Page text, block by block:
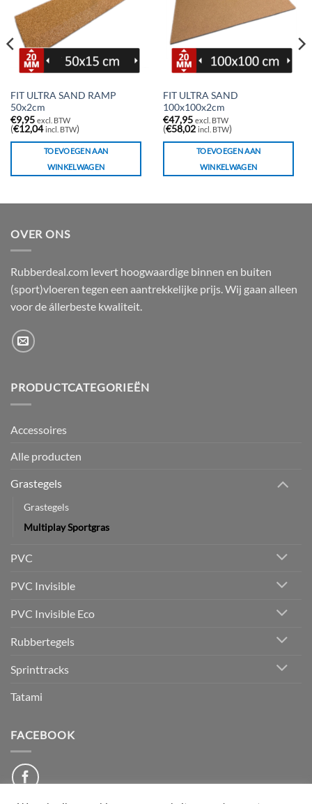
FIT ULTRA SAND RAMP
50x2cm
€9,95 excl. BTW
(€12,04 incl. BTW)
TOEVOEGEN AAN
WINKELWAGEN
FIT ULTRA SAND
100x100x2cm
€47,95 excl. BTW
(€58,02 incl. BTW)
TOEVOEGEN AAN
WINKELWAGEN
OVER ONS
Rubberdeal.com levert hoogwaardige binnen en buiten
(sport)vloeren tegen een aantrekkelijke prijs. Wij gaan alleen
voor de állerbeste kwaliteit.
PRODUCTCATEGORIEËN
Accessoires
Alle producten
Grastegels
Grastegels
Multiplay Sportgras
PVC
PVC Invisible
PVC Invisible Eco
Rubbertegels
Sprinttracks
Tatami
FACEBOOK